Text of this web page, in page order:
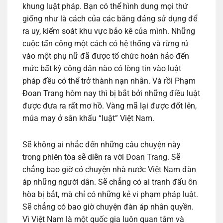
khung luật pháp. Bạn có thể hình dung mọi thứ
giống như là cách của các băng đảng sử dụng để
ra uy, kiểm soát khu vực bảo kê của mình. Những
cuộc tấn công một cách có hệ thống và rừng rú
vào một phụ nữ đã được tổ chức hoàn hảo đến
mức bất kỳ công dân nào có lòng tin vào luật
pháp đều có thể trở thành nạn nhân. Và rồi Phạm
Đoan Trang hôm nay thì bị bắt bởi những điều luật
được đưa ra rất mơ hồ. Vàng mã lại được đốt lên,
múa may ở sân khấu “luật” Việt Nam.
Sẽ không ai nhắc đến những câu chuyện này
trong phiên tòa sẽ diễn ra với Đoan Trang. Sẽ
chẳng bao giờ có chuyện nhà nước Việt Nam đàn
áp những người dân. Sẽ chẳng có ai tranh đấu ôn
hòa bị bắt, mà chỉ có những kẻ vi phạm pháp luật.
Sẽ chẳng có bao giờ chuyện đàn áp nhân quyền.
Vì Việt Nam là một quốc gia luôn quan tâm và